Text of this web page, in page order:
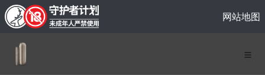
网站地图